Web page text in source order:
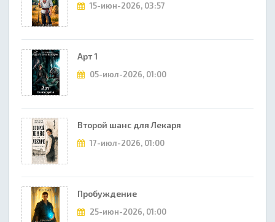
15-июн-2026, 03:57
Арт 1
05-июл-2026, 01:00
Второй шанс для Лекаря
17-июл-2026, 01:00
Пробуждение
25-июн-2026, 01:00